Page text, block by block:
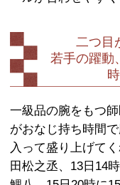
落語
落語ファン
者がひとり
中』、『赤